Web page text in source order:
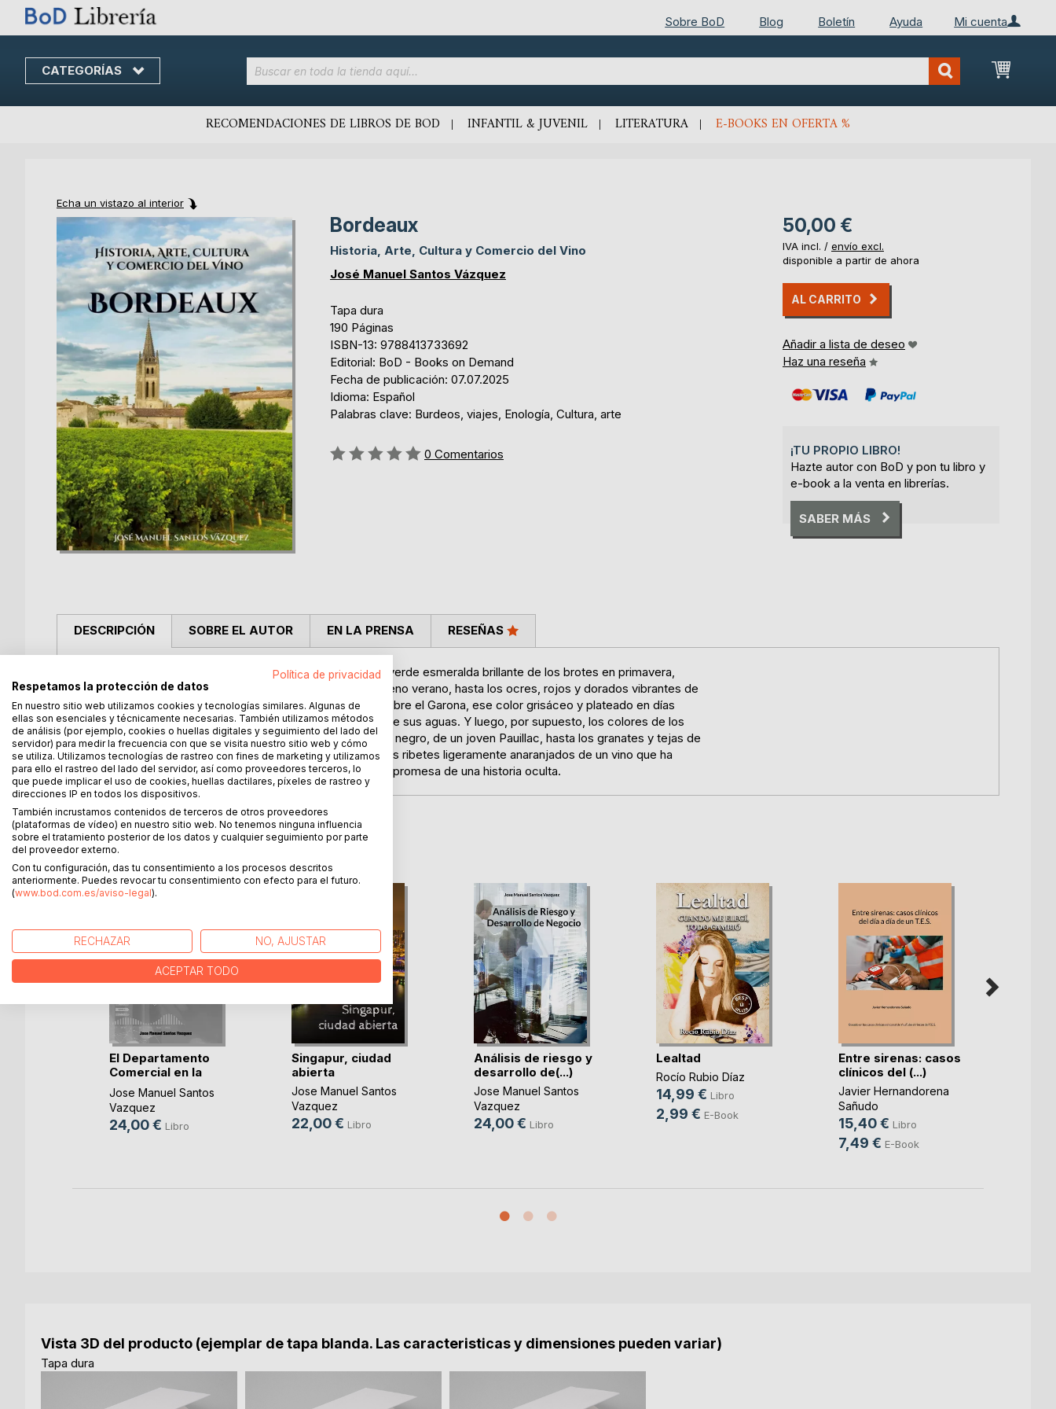
Mi cuenta
Sobre BoD Blog Boletín Ayuda
CATEGORÍAS
Skip
content
Mi
RECOMENDACIONES DE LIBROS DE BOD INFANTIL & JUVENIL LITERATURA E-BOOKS EN OFERTA %
Echa un vistazo al interior
Skip
to
the
end
of
the
gallery
Skip
to
the
beginning
of
the
gallery
Bordeaux
Historia, Arte, Cultura y Comercio del Vino
José Manuel Santos Vázquez
Tapa dura
190 Páginas
ISBN-13: 9788413733692
Editorial: BoD - Books on Demand
Fecha de publicación: 07.07.2025
Idioma: Español
Palabras clave: Burdeos, viajes, Enología, Cultura, arte
Rating:
0 Comentarios
50,00 €
IVA incl. / envío excl.
disponible a partir de ahora
AL CARRITO
Añadir a lista de deseo
Haz una reseña
¡TU PROPIO LIBRO!
Hazte autor con BoD y pon tu libro y
e-book a la venta en librerías.
SABER MÁS
DESCRIPCIÓN
Los colores de Burdeos son una paleta infinita. Desde el verde esmeralda brillante de los brotes en primavera,
pasando por el verde intenso y maduro de las hojas en pleno verano, hasta los ocres, rojos y dorados vibrantes de
los viñedos en otoño, justo antes de la vendimia. La luz sobre el Garona, ese color grisáceo y plateado en días
nublados, o el destello dorado cuando el sol se pone sobre sus aguas. Y luego, por supuesto, los colores de los
propios vinos en la copa. Desde el púrpura profundo, casi negro, de un joven Pauillac, hasta los granates y tejas de
un Margaux o un Pomerol de larga crianza, pasando por los ribetes ligeramente anaranjados de un vino que ha
madurado durante décadas. Cada color es un indicio, una promesa de una historia oculta.
SOBRE EL AUTOR EN LA PRENSA RESEÑAS
MÁS TÍTULOS DEBoD
El Departamento
Comercial en la
empresa
Jose Manuel Santos
Vazquez
24,00 € Libro
Singapur, ciudad
abierta
Jose Manuel Santos
Vazquez
22,00 € Libro
Análisis de riesgo y
desarrollo de(...)
Jose Manuel Santos
Vazquez
24,00 € Libro
Lealtad
Rocío Rubio Díaz
14,99 € Libro
2,99 € E-Book
Entre sirenas: casos
clínicos del (...)
Javier Hernandorena
Sañudo
15,40 € Libro
7,49 € E-Book
Vista 3D del producto (ejemplar de tapa blanda. Las caracteristicas y dimensiones pueden variar)
Tapa dura
Política de privacidad
Respetamos la protección de datos
En nuestro sitio web utilizamos cookies y tecnologías similares. Algunas de
ellas son esenciales y técnicamente necesarias. También utilizamos métodos
de análisis (por ejemplo, cookies o huellas digitales y seguimiento del lado del
servidor) para medir la frecuencia con que se visita nuestro sitio web y cómo
se utiliza. Utilizamos tecnologías de rastreo con fines de marketing y utilizamos
para ello el rastreo del lado del servidor, así como proveedores terceros, lo
que puede implicar el uso de cookies, huellas dactilares, píxeles de rastreo y
direcciones IP en todos los dispositivos.
También incrustamos contenidos de terceros de otros proveedores
(plataformas de vídeo) en nuestro sitio web. No tenemos ninguna influencia
sobre el tratamiento posterior de los datos y cualquier seguimiento por parte
del proveedor externo.
Con tu configuración, das tu consentimiento a los procesos descritos
anteriormente. Puedes revocar tu consentimiento con efecto para el futuro.
(www.bod.com.es/aviso-legal).
RECHAZAR NO, AJUSTAR
ACEPTAR TODO